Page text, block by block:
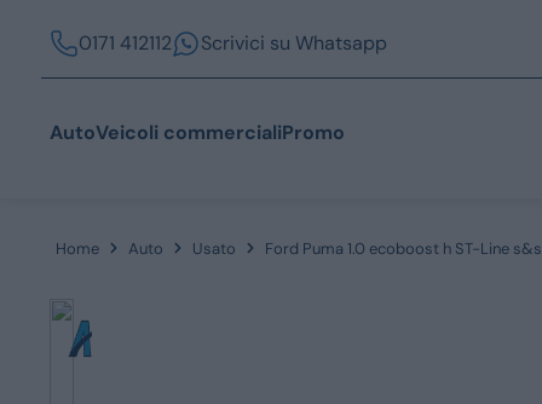
0171 412112 Scrivici su Whatsapp
AutoVeicoli commercialiPromo
Home Auto Usato Ford Puma 1.0 ecoboost h ST-Line